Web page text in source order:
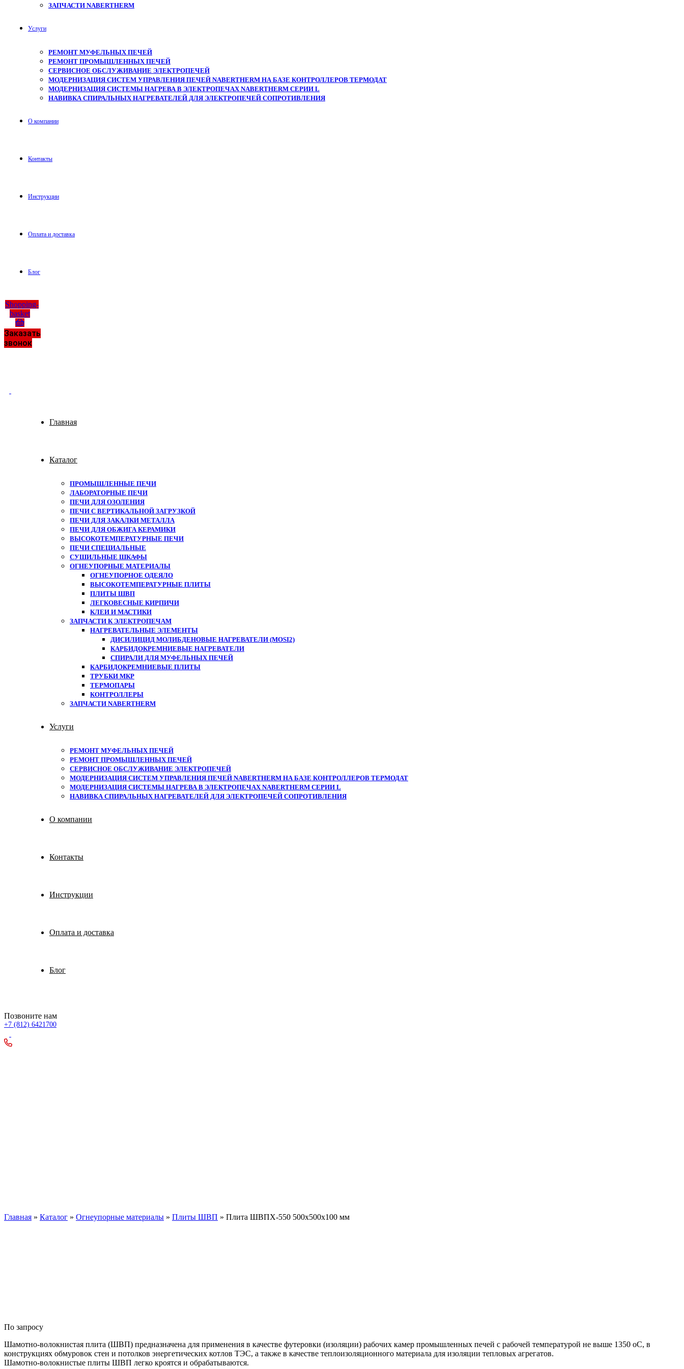
ЗАПЧАСТИ NABERTHERM
Услуги
РЕМОНТ МУФЕЛЬНЫХ ПЕЧЕЙ
РЕМОНТ ПРОМЫШЛЕННЫХ ПЕЧЕЙ
СЕРВИСНОЕ ОБСЛУЖИВАНИЕ ЭЛЕКТРОПЕЧЕЙ
МОДЕРНИЗАЦИЯ СИСТЕМ УПРАВЛЕНИЯ ПЕЧЕЙ NABERTHERM НА БАЗЕ КОНТРОЛЛЕРОВ ТЕРМОДАТ
МОДЕРНИЗАЦИЯ СИСТЕМЫ НАГРЕВА В ЭЛЕКТРОПЕЧАХ NABERTHERM СЕРИИ L
НАВИВКА СПИРАЛЬНЫХ НАГРЕВАТЕЛЕЙ ДЛЯ ЭЛЕКТРОПЕЧЕЙ СОПРОТИВЛЕНИЯ
О компании
Контакты
Инструкции
Оплата и доставка
Блог
Shopping-
basket
Заказать
звонок
Главная
Каталог
ПРОМЫШЛЕННЫЕ ПЕЧИ
ЛАБОРАТОРНЫЕ ПЕЧИ
ПЕЧИ ДЛЯ ОЗОЛЕНИЯ
ПЕЧИ С ВЕРТИКАЛЬНОЙ ЗАГРУЗКОЙ
ПЕЧИ ДЛЯ ЗАКАЛКИ МЕТАЛЛА
ПЕЧИ ДЛЯ ОБЖИГА КЕРАМИКИ
ВЫСОКОТЕМПЕРАТУРНЫЕ ПЕЧИ
ПЕЧИ СПЕЦИАЛЬНЫЕ
СУШИЛЬНЫЕ ШКАФЫ
ОГНЕУПОРНЫЕ МАТЕРИАЛЫ
ОГНЕУПОРНОЕ ОДЕЯЛО
ВЫСОКОТЕМПЕРАТУРНЫЕ ПЛИТЫ
ПЛИТЫ ШВП
ЛЕГКОВЕСНЫЕ КИРПИЧИ
КЛЕИ И МАСТИКИ
ЗАПЧАСТИ К ЭЛЕКТРОПЕЧАМ
НАГРЕВАТЕЛЬНЫЕ ЭЛЕМЕНТЫ
ДИСИЛИЦИД МОЛИБДЕНОВЫЕ НАГРЕВАТЕЛИ (MOSI2)
КАРБИДОКРЕМНИЕВЫЕ НАГРЕВАТЕЛИ
СПИРАЛИ ДЛЯ МУФЕЛЬНЫХ ПЕЧЕЙ
КАРБИДОКРЕМНИЕВЫЕ ПЛИТЫ
ТРУБКИ МКР
ТЕРМОПАРЫ
КОНТРОЛЛЕРЫ
ЗАПЧАСТИ NABERTHERM
Услуги
РЕМОНТ МУФЕЛЬНЫХ ПЕЧЕЙ
РЕМОНТ ПРОМЫШЛЕННЫХ ПЕЧЕЙ
СЕРВИСНОЕ ОБСЛУЖИВАНИЕ ЭЛЕКТРОПЕЧЕЙ
МОДЕРНИЗАЦИЯ СИСТЕМ УПРАВЛЕНИЯ ПЕЧЕЙ NABERTHERM НА БАЗЕ КОНТРОЛЛЕРОВ ТЕРМОДАТ
МОДЕРНИЗАЦИЯ СИСТЕМЫ НАГРЕВА В ЭЛЕКТРОПЕЧАХ NABERTHERM СЕРИИ L
НАВИВКА СПИРАЛЬНЫХ НАГРЕВАТЕЛЕЙ ДЛЯ ЭЛЕКТРОПЕЧЕЙ СОПРОТИВЛЕНИЯ
О компании
Контакты
Инструкции
Оплата и доставка
Блог
Позвоните нам
+7 (812) 6421700
Главная » Каталог » Огнеупорные материалы » Плиты ШВП » Плита ШВПХ-550 500х500х100 мм
По запросу
Шамотно-волокнистая плита (ШВП) предназначена для применения в качестве футеровки (изоляции) рабочих камер промышленных печей с рабочей температурой не выше 1350 оС, в
конструкциях обмуровок стен и потолков энергетических котлов ТЭС, а также в качестве теплоизоляционного материала для изоляции тепловых агрегатов.
Шамотно-волокнистые плиты ШВП легко кроятся и обрабатываются.